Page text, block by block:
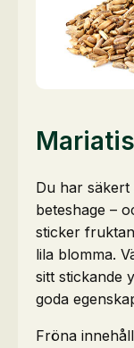
Du har säkert
beteshage –
sticker
lila blomma.
sitt stickande
goda
Fröna